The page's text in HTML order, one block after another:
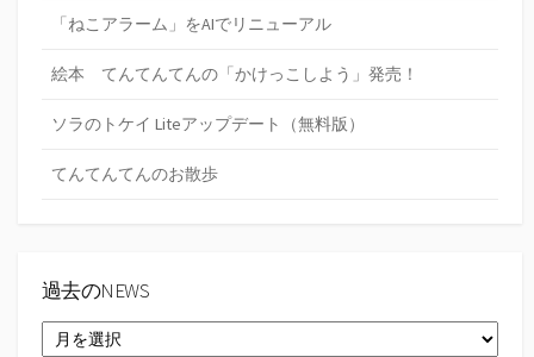
「ねこアラーム」をAIでリニューアル
絵本 てんてんてんの「かけっこしよう」発売！
ソラのトケイ Liteアップデート（無料版）
てんてんてんのお散歩
過去のNEWS